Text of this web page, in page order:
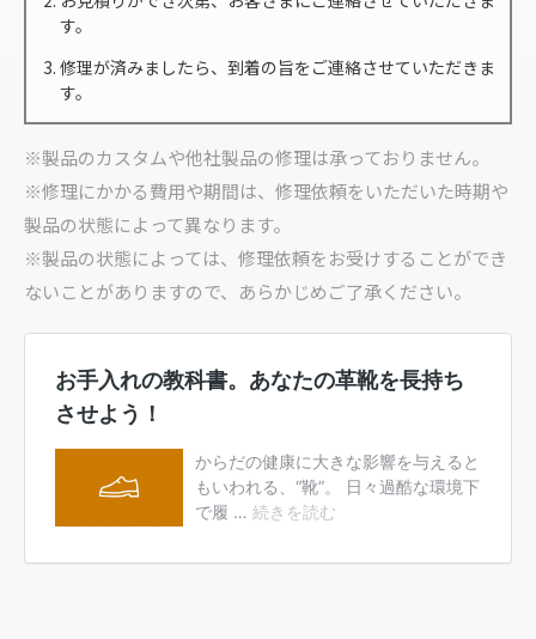
す。
修理が済みましたら、到着の旨をご連絡させていただきま
す。
※製品のカスタムや他社製品の修理は承っておりません。
※修理にかかる費用や期間は、修理依頼をいただいた時期や
製品の状態によって異なります。
※製品の状態によっては、修理依頼をお受けすることができ
ないことがありますので、あらかじめご了承ください。